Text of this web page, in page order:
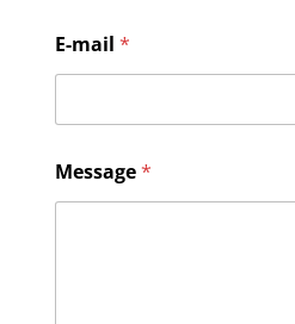
E-mail *
-
m
Message*